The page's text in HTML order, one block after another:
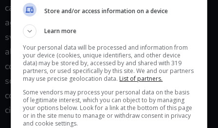
cambiamento che potrebbe adattarsi malamente
agli stili di gioco di alcuni giocatori, donando loro
svantaggi importanti e dando invece vantaggi ad
altri; per questo motivo consigliamo il
completamento della sfida all’interno del quartiere
solo se, previa esplorazione, si è in grado di
comprendere come sfruttare al meglio l’ambiente
circostante.
Store and/or access information on a device
Learn more
Your personal data will be processed and information from
your device (cookies, unique identifiers, and other device
data) may be stored by, accessed by and shared with 319
partners, or used specifically by this site. We and our partners
may use precise geolocation data. List of partners.
Some vendors may process your personal data on the basis
of legitimate interest, which you can object to by managing
your options below. Look for a link at the bottom of this page
or in the site menu to manage or withdraw consent in privacy
and cookie settings.